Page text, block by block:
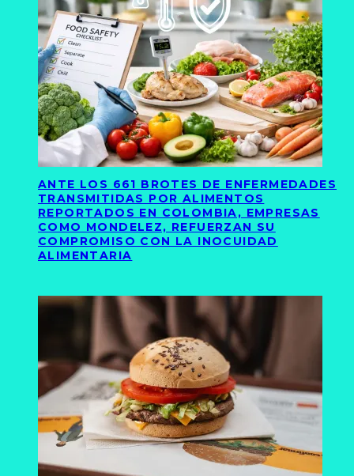
ANTE LOS 661 BROTES DE ENFERMEDADES
TRANSMITIDAS POR ALIMENTOS
REPORTADOS EN COLOMBIA, EMPRESAS
COMO MONDELEZ, REFUERZAN SU
COMPROMISO CON LA INOCUIDAD
ALIMENTARIA